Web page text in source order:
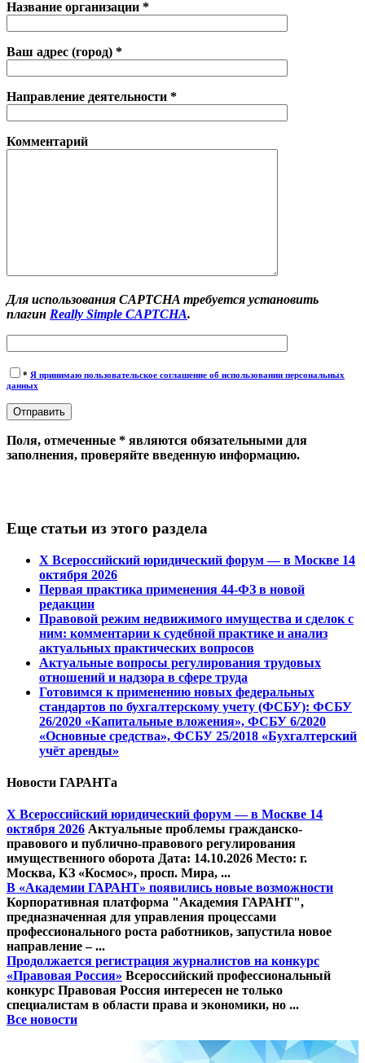
Название организации *
Ваш адрес (город) *
Направление деятельности *
Комментарий
Для использования CAPTCHA требуется установить
плагин Really Simple CAPTCHA.
* Я принимаю пользовательское соглашение об использовании персональных
данных
Поля, отмеченные * являются обязательными для
заполнения, проверяйте введенную информацию.
Еще статьи из этого раздела
Х Всероссийский юридический форум — в Москве 14
октября 2026
Первая практика применения 44-ФЗ в новой
редакции
Правовой режим недвижимого имущества и сделок с
ним: комментарии к судебной практике и анализ
актуальных практических вопросов
Актуальные вопросы регулирования трудовых
отношений и надзора в сфере труда
Готовимся к применению новых федеральных
стандартов по бухгалтерскому учету (ФСБУ): ФСБУ
26/2020 «Капитальные вложения», ФСБУ 6/2020
«Основные средства», ФСБУ 25/2018 «Бухгалтерский
учёт аренды»
Новости ГАРАНТа
Х Всероссийский юридический форум — в Москве 14
октября 2026 Актуальные проблемы гражданско-
правового и публично-правового регулирования
имущественного оборота Дата: 14.10.2026 Место: г.
Москва, КЗ «Космос», просп. Мира, ...
В «Академии ГАРАНТ» появились новые возможности
Корпоративная платформа "Академия ГАРАНТ",
предназначенная для управления процессами
профессионального роста работников, запустила новое
направление – ...
Продолжается регистрация журналистов на конкурс
«Правовая Россия» Всероссийский профессиональный
конкурс Правовая Россия интересен не только
специалистам в области права и экономики, но ...
Все новости